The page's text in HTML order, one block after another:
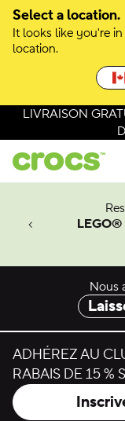
Select a location.
It looks like you're
location.
LIVRAISON
Man.
Nous
ADHÉREZ AU
RABAIS DE 15 %